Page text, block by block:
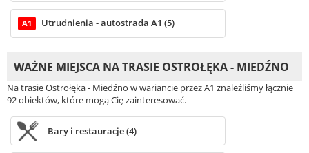
A1 Utrudnienia - autostrada A1 (5)
WAŻNE MIEJSCA NA TRASIE OSTROŁĘKA - MIEDŹNO
Na trasie Ostrołęka - Miedźno w wariancie przez A1 znaleźliśmy łącznie
92 obiektów, które mogą Cię zainteresować.
Bary i restauracje (4)